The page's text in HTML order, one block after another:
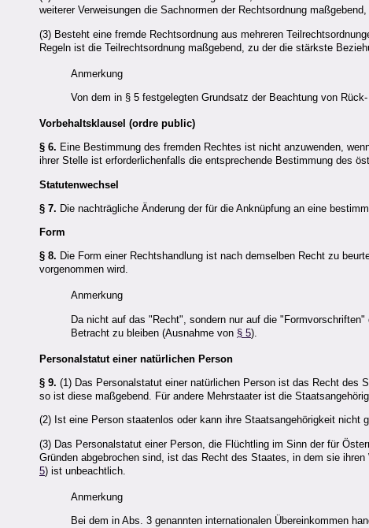
weiterer Verweisungen die Sachnormen der Rechtsordnung
(3) Besteht eine fremde Rechtsordnung aus mehreren
Regeln ist die Teilrechtsordnung maßgebend, zu der die stärkste
Anmerkung
Von dem in § 5 festgelegten Grundsatz der Beachtung von
Vorbehaltsklausel (ordre public)
§ 6. Eine Bestimmung des fremden Rechtes ist nicht anzuwenden,
ihrer Stelle ist erforderlichenfalls die entsprechende Bestimmung des
Statutenwechsel
§ 7. Die nachträgliche Änderung der für die Anknüpfung an eine
Form
§ 8. Die Form einer Rechtshandlung ist nach demselben Recht zu
vorgenommen wird.
Anmerkung
Da nicht auf das "Recht", sondern nur auf die
Betracht zu bleiben (Ausnahme von § 5).
Personalstatut einer natürlichen Person
§ 9. (1) Das Personalstatut einer natürlichen Person ist das Recht des
so ist diese maßgebend. Für andere Mehrstaater ist die
(2) Ist eine Person staatenlos oder kann ihre Staatsangehörigkeit
(3) Das Personalstatut einer Person, die Flüchtling im Sinn der für
Gründen abgebrochen sind, ist das Recht des Staates, in dem sie
5) ist unbeachtlich.
Anmerkung
Bei dem in Abs. 3 genannten internationalen Übereinkommen